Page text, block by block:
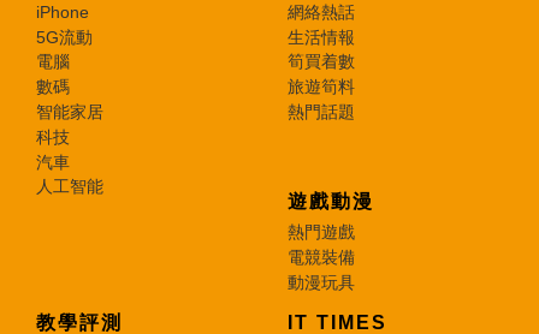
iPhone
5G流動
電腦
數碼
智能家居
科技
汽車
人工智能
網絡熱話
生活情報
筍買着數
旅遊筍料
熱門話題
遊戲動漫
熱門遊戲
電競裝備
動漫玩具
教學評測 IT TIMES